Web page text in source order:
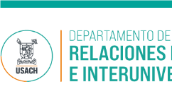
Pasar al contenido principal